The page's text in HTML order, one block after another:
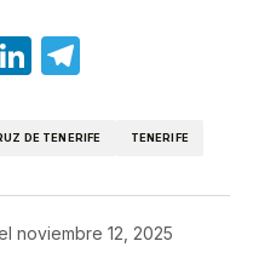
LinkedIn
DE TENERIFE TENERIFE
noviembre 12, 2025